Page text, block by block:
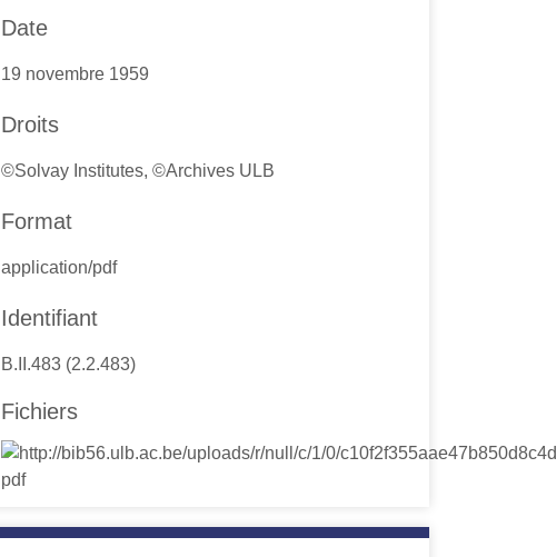
Date
19 novembre 1959
Droits
©Solvay Institutes, ©Archives ULB
Format
application/pdf
Identifiant
B.II.483 (2.2.483)
Fichiers